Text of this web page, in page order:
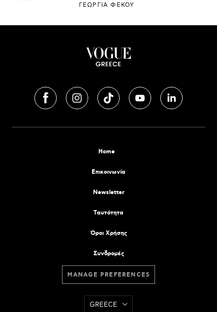
ΓΕΩΡΓΙΑ ΦΕΚΟΥ
Home
Επικοινωνία
Newsletter
Tαυτότητα
Όροι Χρήσης
Συνδρομές
MANAGE PREFERENCES
GREECE